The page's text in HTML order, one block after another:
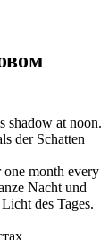
shadow at noon.
der Schatten
one month every
Nacht und
des Tages.